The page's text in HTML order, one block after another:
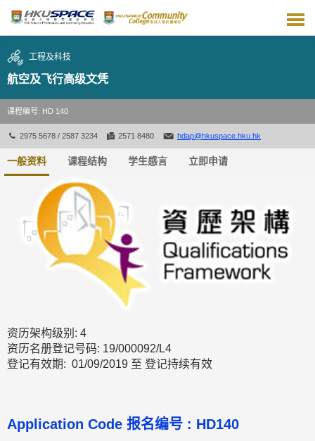
主
内
容
工程及科技
航空及飞行高级文凭
课程编号: HD 140
2975 5678 / 2587 3234 2571 8480 hdap@hkuspace.hku.hk
一般资料 课程结构 学生感言 立即申请
资历架构级别: 4
资历名册登记号码: 19/000092/L4
登记有效期: 01/09/2019 至 登记持续有效
Application Code 报名编号 : HD140